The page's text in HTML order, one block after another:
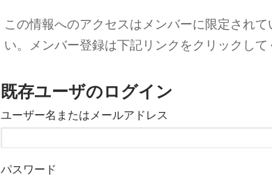
この情報へのアクセスはメンバーに限定され
い。メンバー登録は下記リンクをクリックして
既存ユーザのログイン
ユーザー名またはメールアドレス
パスワード